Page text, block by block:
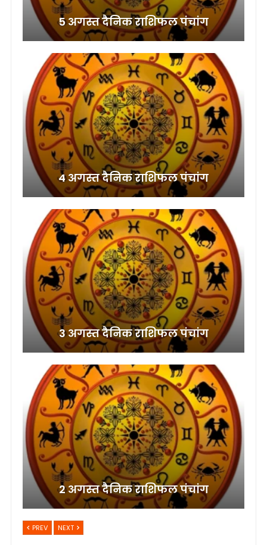
5 अगस्त दैनिक राशिफल पंचांग
4 अगस्त दैनिक राशिफल पंचांग
3 अगस्त दैनिक राशिफल पंचांग
2 अगस्त दैनिक राशिफल पंचांग
PREV NEXT